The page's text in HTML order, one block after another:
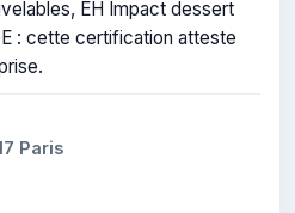
EH Impact dessert
: cette certification atteste
Paris